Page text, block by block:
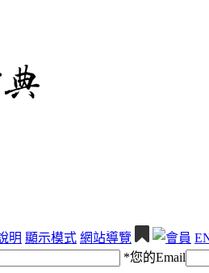
明 顯示模式 網站導覽
*您的Email